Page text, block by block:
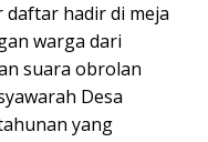
hadir di meja
warga dari
suara obrolan
Desa
yang